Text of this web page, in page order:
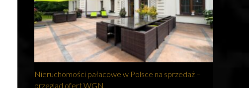
Nieruchomości pałacowe w Polsce na sprzedaż –
przegląd ofert WGN